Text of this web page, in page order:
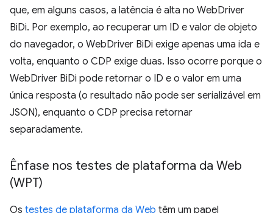
que, em alguns casos, a latência é alta no WebDriver
BiDi. Por exemplo, ao recuperar um ID e valor de objeto
do navegador, o WebDriver BiDi exige apenas uma ida e
volta, enquanto o CDP exige duas. Isso ocorre porque o
WebDriver BiDi pode retornar o ID e o valor em uma
única resposta (o resultado não pode ser serializável em
JSON), enquanto o CDP precisa retornar
separadamente.
Ênfase nos testes de plataforma da Web
(WPT)
Os testes de plataforma da Web têm um papel